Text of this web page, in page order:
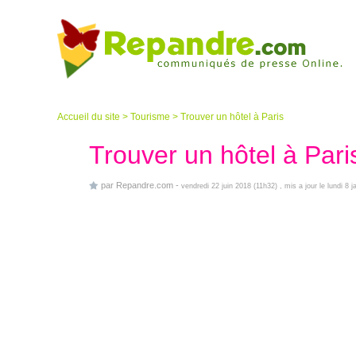
Accueil du site > Tourisme > Trouver un hôtel à Paris
Trouver un hôtel à
par Repandre.com - vendredi 22 juin 2018 (11h32) , mis a jour le lundi 8